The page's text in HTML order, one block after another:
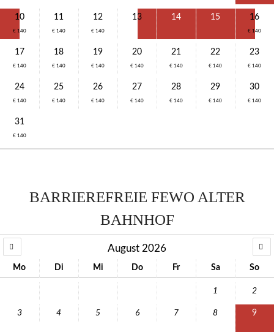
10
€ 140
11
€ 140
12
€ 140
13 14 15 16
€ 140
17
€ 140
18
€ 140
19
€ 140
20
€ 140
21
€ 140
22
€ 140
23
€ 140
24
€ 140
25
€ 140
26
€ 140
27
€ 140
28
€ 140
29
€ 140
30
€ 140
31
€ 140
BARRIEREFREIE FEWO ALTER
BAHNHOF
August 2026
Mo Di Mi Do Fr Sa So
1 2
3 4 5 6 7 8 9